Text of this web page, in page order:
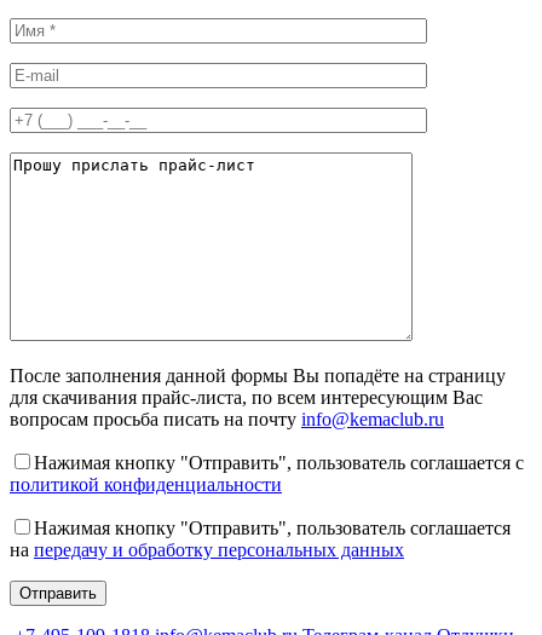
После заполнения данной формы Вы попадёте на страницу
для скачивания прайс-листа, по всем интересующим Вас
вопросам просьба писать на почту info@kemaclub.ru
Нажимая кнопку "Отправить", пользователь соглашается с
политикой конфиденциальности
Нажимая кнопку "Отправить", пользователь соглашается
на передачу и обработку персональных данных